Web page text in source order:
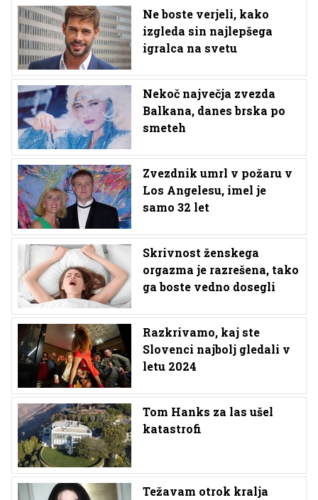
Ne boste verjeli, kako
izgleda sin najlepšega
igralca na svetu
Nekoč največja zvezda
Balkana, danes brska po
smeteh
Zvezdnik umrl v požaru v
Los Angelesu, imel je
samo 32 let
Skrivnost ženskega
orgazma je razrešena, tako
ga boste vedno dosegli
Razkrivamo, kaj ste
Slovenci najbolj gledali v
letu 2024
Tom Hanks za las ušel
katastrofi
Težavam otrok kralja